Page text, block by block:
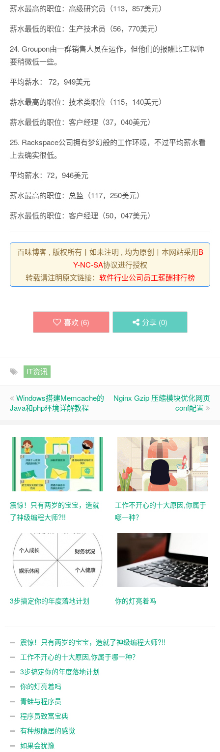
薪水最高的职位：高级研究员（113，857美元）
薪水最低的职位：生产技术员（56，770美元）
24. Groupon由一群销售人员在运作，但他们的报酬比工程师
要稍微低一些。
平均薪水： 72，949美元
薪水最高的职位：技术类职位（115，140美元）
薪水最低的职位：客户经理（37，040美元）
25. Rackspace公司拥有梦幻般的工作环境，不过平均薪水看
上去确实很低。
平均薪水：72，946美元
薪水最高的职位：总监（117，250美元）
薪水最低的职位：客户经理（50，047美元）
百味博客 , 版权所有丨如未注明 , 均为原创丨本网站采用B
Y-NC-SA协议进行授权
转载请注明原文链接： 软件行业公司员工薪酬排行榜
喜欢 (6) 分享 (0)
IT资讯
Windows搭建Memcache的
Java和php环境详解教程
Nginx Gzip 压缩模块优化网页
conf配置
震惊！只有两岁的宝宝，造就
了神级编程大师?!!
工作不开心的十大原因,你属于
哪一种？
3步搞定你的年度落地计划 你的灯亮着吗
震惊！只有两岁的宝宝，造就了神级编程大师?!!
工作不开心的十大原因,你属于哪一种？
3步搞定你的年度落地计划
你的灯亮着吗
青蛙与程序员
程序员致富宝典
有种想隐居的感觉
如果会犹豫